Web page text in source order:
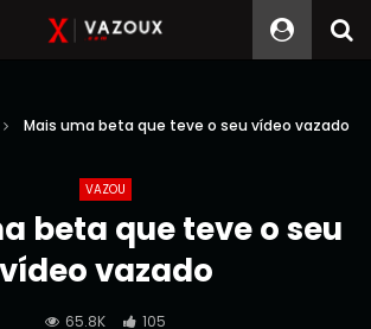
Mais uma beta que teve o seu vídeo vazado
VAZOU
beta que teve o seu
vídeo vazado
65.8K 105